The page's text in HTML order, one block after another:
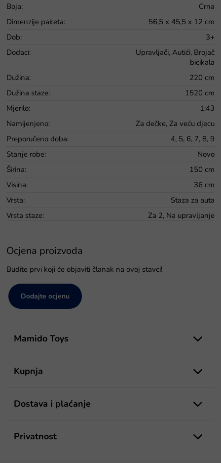
Boja:
Crna
Dimenzije paketa:
56,5 x 45,5 x 12 cm
Dob:
3+
Dodaci:
Upravljači, Autići, Brojač
bicikala
Dužina:
220 cm
Dužina staze:
1520 cm
Mjerilo:
1:43
Namijenjeno:
Za dečke, Za veću djecu
Preporučeno doba:
4, 5, 6, 7, 8, 9
Stanje robe:
Novo
Širina:
150 cm
Visina:
36 cm
Vrsta:
Staza za auta
Vrsta staze: Za 2, Na upravljanje
Ocjena proizvoda
Budite prvi koji će objaviti članak na ovoj stavci!
Dodajte ocjenu
Mamido Toys
Kupnja
Dostava i plaćanje
Privatnost